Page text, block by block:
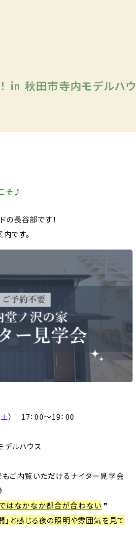
㏌ 秋田市寺内モデルハウ
そ♪
の長谷部です！
です。
土） 17：00～19：00
ルハウス
ご内覧いただけるナイター見学会
はなかなか都合が合わない ❞
」と感じる夜の照明や雰囲気を見て